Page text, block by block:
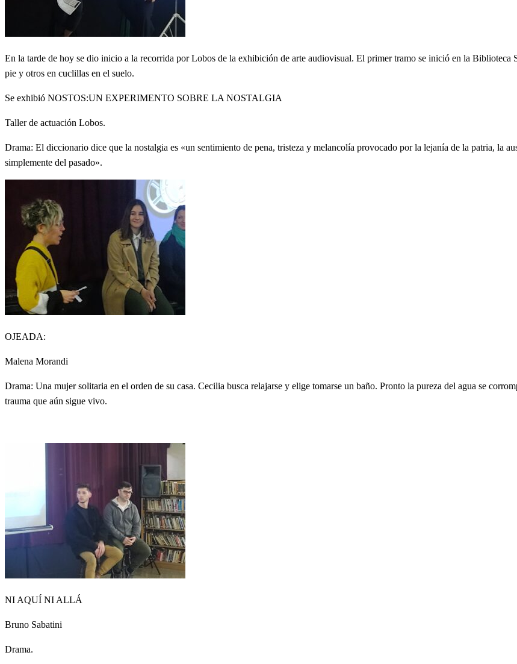
En la tarde de hoy se dio inicio a la recorrida por Lobos de la exhibición de arte audiovisual. El primer tramo se inició en la Biblioteca
pie y otros en cuclillas en el suelo.
Se exhibió NOSTOS:UN EXPERIMENTO SOBRE LA NOSTALGIA
Taller de actuación Lobos.
Drama: El diccionario dice que la nostalgia es «un sentimiento de pena, tristeza y melancolía provocado por la lejanía de la patria, la
simplemente del pasado».
OJEADA:
Malena Morandi
Drama: Una mujer solitaria en el orden de su casa. Cecilia busca relajarse y elige tomarse un baño. Pronto la pureza del agua se
trauma que aún sigue vivo.
NI AQUÍ NI ALLÁ
Bruno Sabatini
Drama.